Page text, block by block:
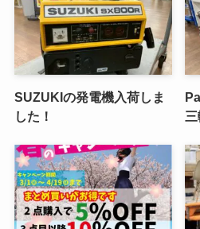
SUZUKIの発電機入荷しま
した！